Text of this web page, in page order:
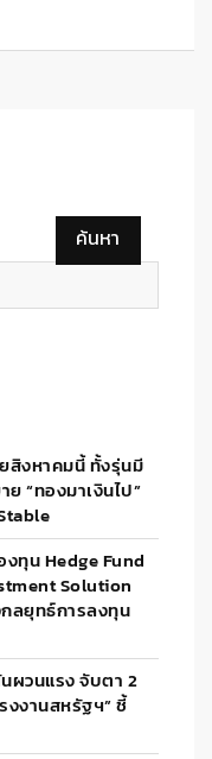
ค้นหา
สิงหาคมนี้ ทั้งรุ่นมี
“ทองมาเงินไป”
งทุน Hedge Fund
Solution
ลยุทธ์การลงทุน
ผวนแรง จับตา 2
งงานสหรัฐฯ” ชี้